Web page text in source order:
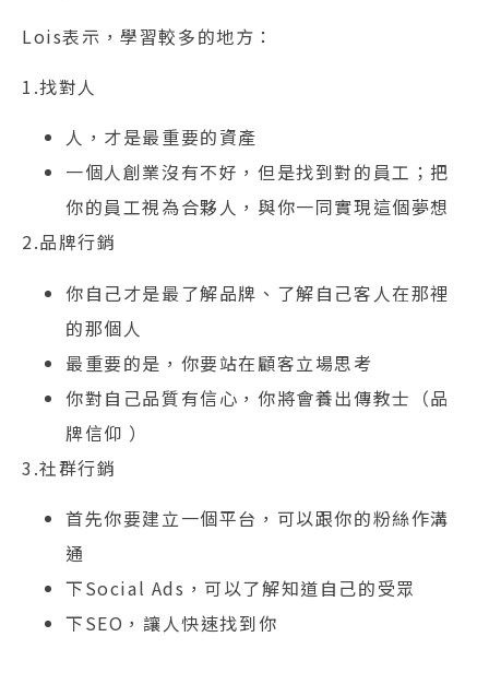
Lois表示，學習較多的地方：
1.找對人
人，才是最重要的資產
一個人創業沒有不好，但是找到對的員工；把
你的員工視為合夥人，與你一同實現這個夢想
2.品牌行銷
你自己才是最了解品牌、了解自己客人在那裡
的那個人
最重要的是，你要站在顧客立場思考
你對自己品質有信心，你將會養出傳教士（品
牌信仰 ）
3.社群行銷
首先你要建立一個平台，可以跟你的粉絲作溝
通
下Social Ads，可以了解知道自己的受眾
下SEO，讓人快速找到你